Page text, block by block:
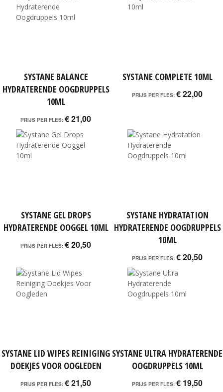
SYSTANE BALANCE
HYDRATERENDE OOGDRUPPELS
10ML
PRIJS PER FLES: € 21,00
SYSTANE COMPLETE 10ML
PRIJS PER FLES: € 22,00
SYSTANE GEL DROPS
HYDRATERENDE OOGGEL 10ML
PRIJS PER FLES: € 20,50
SYSTANE HYDRATATION
HYDRATERENDE OOGDRUPPELS
10ML
PRIJS PER FLES: € 20,50
SYSTANE LID WIPES REINIGING
DOEKJES VOOR OOGLEDEN
PRIJS PER FLES: € 21,50
SYSTANE ULTRA HYDRATERENDE
OOGDRUPPELS 10ML
PRIJS PER FLES: € 19,50